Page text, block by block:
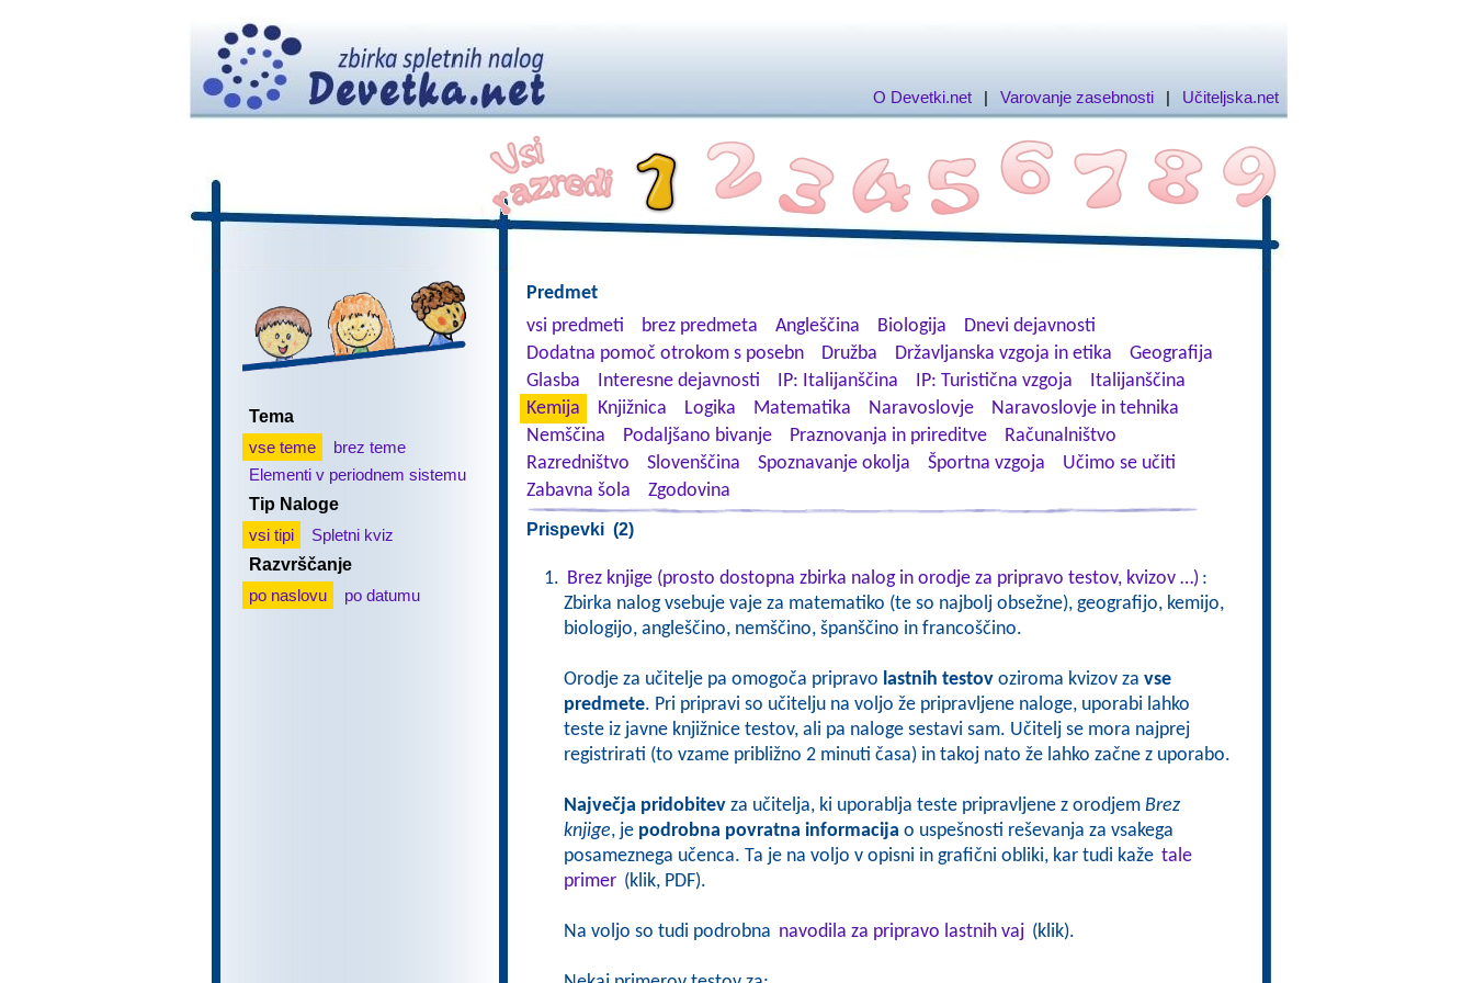
O Devetki.net | Varovanje zasebnosti | Učiteljska.net
Tema
vse teme
brez teme
Elementi v periodnem sistemu
Tip Naloge
vsi tipi
Spletni kviz
Razvrščanje
po naslovu
po datumu
Predmet
vsi predmeti
brez predmeta Angleščina Biologija
Dnevi dejavnosti
Dodatna pomoč otrokom s posebn
Družba Državljanska vzgoja in etika
Geografija
Glasba
Interesne dejavnosti IP: Italijanščina IP: Turistična vzgoja
Italijanščina
Kemija
Knjižnica Logika Matematika Naravoslovje
Naravoslovje in tehnika
Nemščina
Podaljšano bivanje Praznovanja in prireditve
Računalništvo
Razredništvo
Slovenščina Spoznavanje okolja Športna vzgoja
Učimo se učiti
Zabavna šola
Zgodovina
Prispevki (2)
Brez knjige (prosto dostopna zbirka nalog in orodje za pripravo testov, kvizov …) :
Zbirka nalog vsebuje vaje za matematiko (te so najbolj obsežne), geografijo, kemijo,
biologijo, angleščino, nemščino, španščino in francoščino.
Orodje za učitelje pa omogoča pripravo lastnih testovoziroma kvizov za vse
predmete. Pri pripravi so učitelju na voljo že pripravljene naloge, uporabi lahko
teste iz javne knjižnice testov, ali pa naloge sestavi sam. Učitelj se mora najprej
registrirati (to vzame približno 2 minuti časa) in takoj nato že lahko začne z uporabo.
Največja pridobitevza učitelja, ki uporablja teste pripravljene z orodjem Brez
knjige, je podrobna povratna informacija o uspešnosti reševanja za vsakega
posameznega učenca. Ta je na voljo v opisni in grafični obliki, kar tudi kaže tale
primer (klik, PDF).
Na voljo so tudi podrobna navodila za pripravo lastnih vaj (klik).